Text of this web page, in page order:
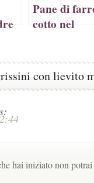
Pane di
cotto nel
con lievito
hai iniziato non